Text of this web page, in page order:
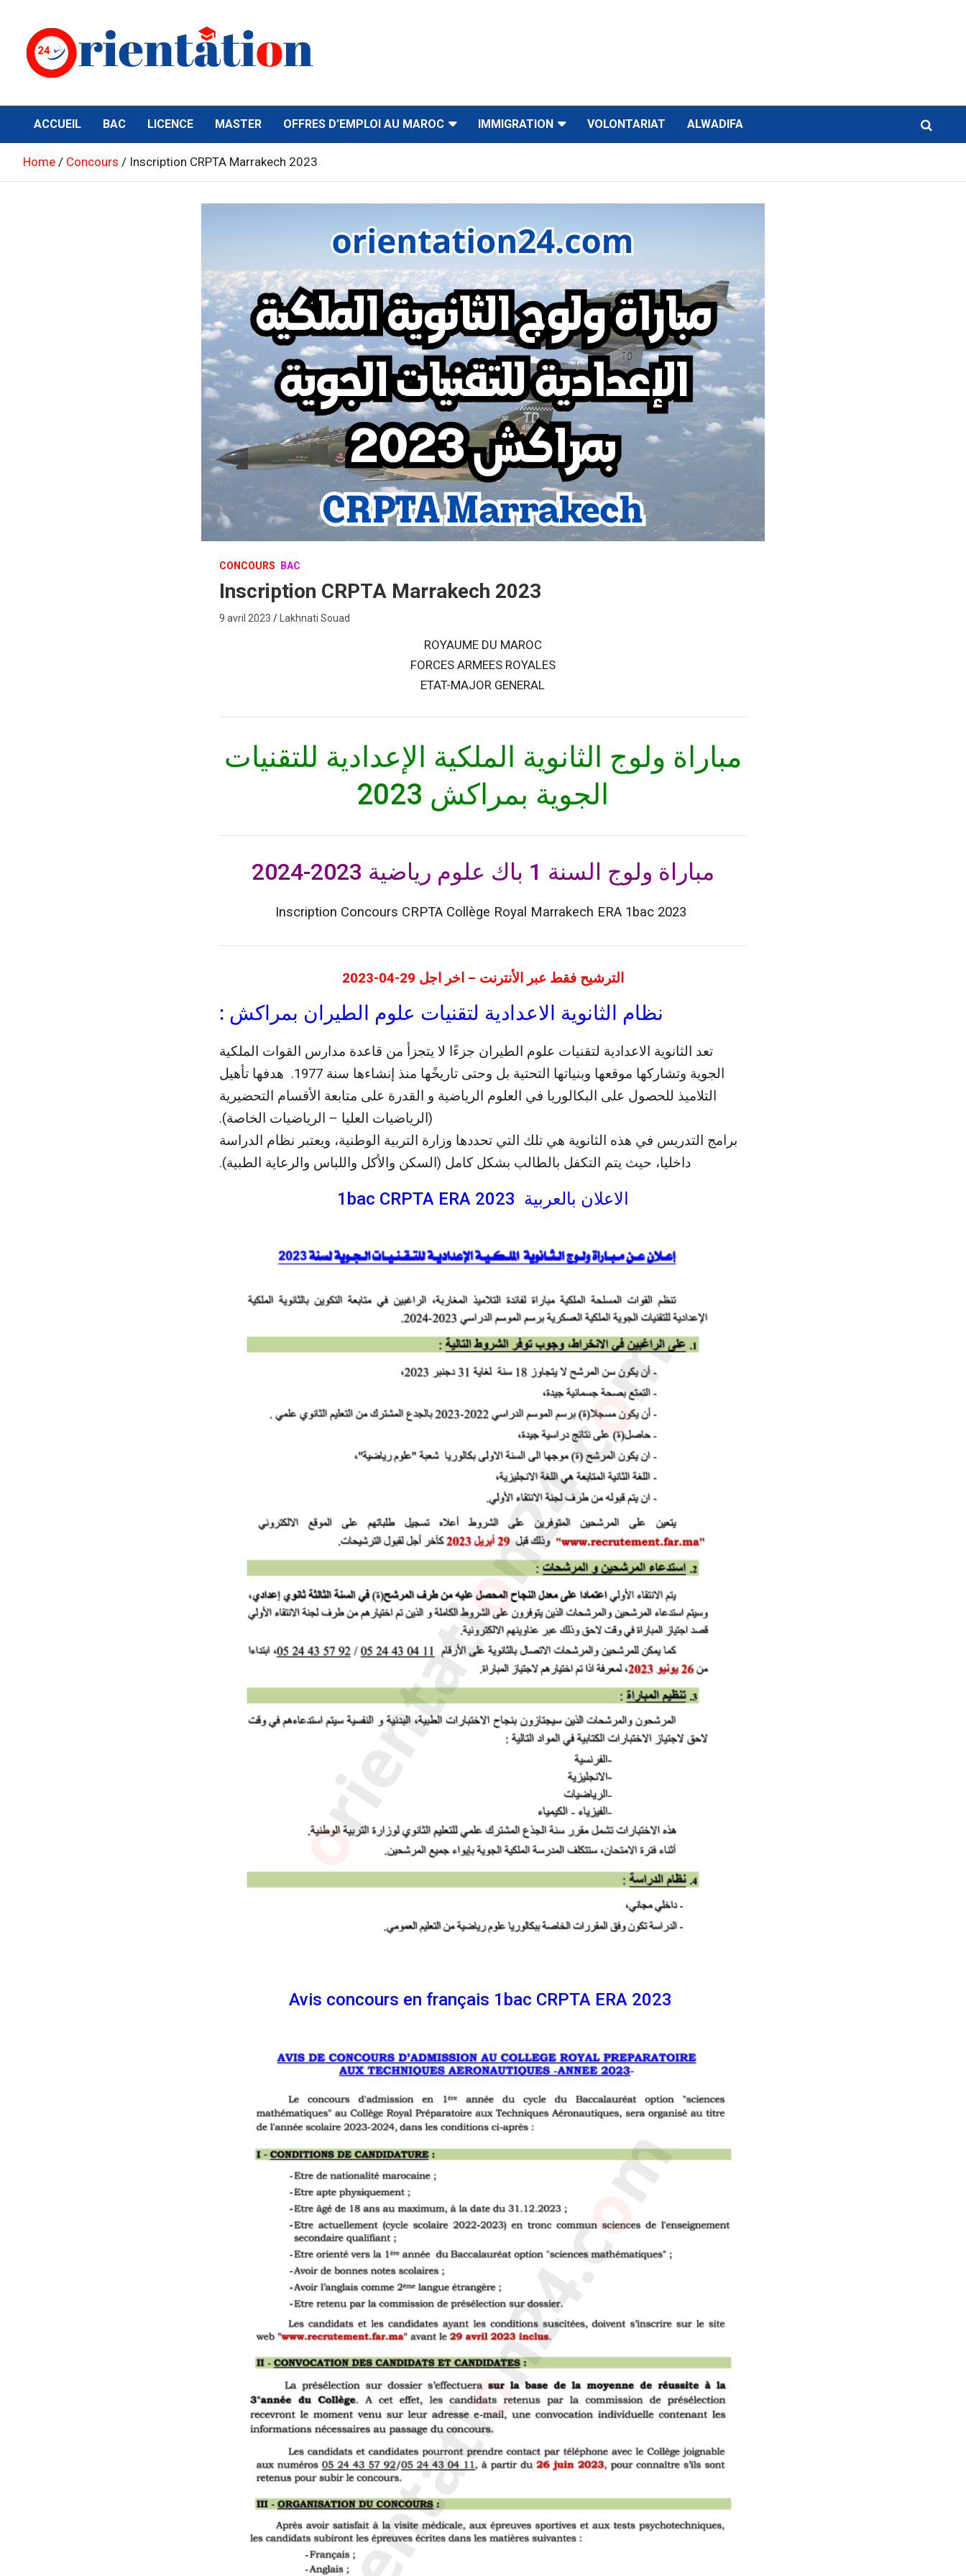
content
Orientation24
ACCUEIL BAC LICENCE MASTER OFFRES D’EMPLOI AU MAROC IMMIGRATION VOLONTARIAT ALWADIFA
Home Concours Inscription CRPTA Marrakech 2023
CONCOURS BAC
Inscription CRPTA Marrakech 2023
9 avril 2023 Lakhnati Souad
ROYAUME DU MAROC
FORCES ARMEES ROYALES
ETAT-MAJOR GENERAL
مباراة ولوج الثانوية الملكية الإعدادية للتقنيات
الجوية بمراكش 2023
مباراة ولوج السنة 1 باك علوم رياضية 2023-2024
الترشيح فقط عبر الأنترنت – اخر اجل 29-04-2023
نظام الثانوية الاعدادية لتقنيات علوم الطيران بمراكش :
تعد الثانوية الاعدادية لتقنيات علوم الطيران جزءًا لا يتجزأ من قاعدة مدارس القوات الملكية
الجوية وتشاركها موقعها وبنياتها التحتية بل وحتى تاريخًها منذ إنشاءها سنة 1977. هدفها تأهيل
التلاميذ للحصول على البكالوريا في العلوم الرياضية و القدرة على متابعة الأقسام التحضيرية
(الرياضيات العليا – الرياضيات الخاصة).
برامج التدريس في هذه الثانوية هي تلك التي تحددها وزارة التربية الوطنية، ويعتبر نظام الدراسة
داخليا، حيث يتم التكفل بالطالب بشكل كامل (السكن والأكل واللباس والرعاية الطبية).
الاعلان بالعربية 1bac CRPTA ERA 2023